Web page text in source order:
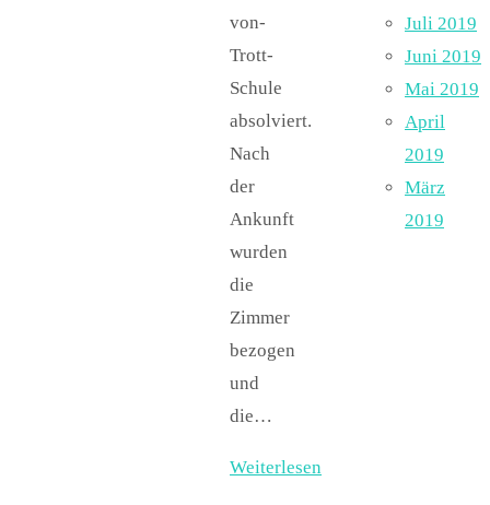
von-
Trott-
Schule
absolviert.
Nach
der
Ankunft
wurden
die
Zimmer
bezogen
und
die…
Weiterlesen
Juli 2019
Juni 2019
Mai 2019
April
2019
März
2019